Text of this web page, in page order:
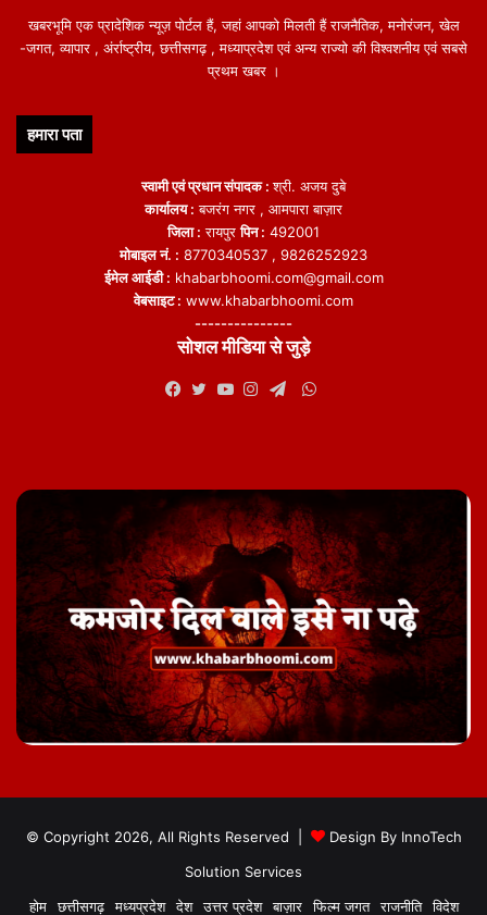
खबरभूमि एक प्रादेशिक न्यूज़ पोर्टल हैं, जहां आपको मिलती हैं राजनैतिक, मनोरंजन, खेल
-जगत, व्यापार , अंर्राष्ट्रीय, छत्तीसगढ़ , मध्याप्रदेश एवं अन्य राज्यो की विश्वशनीय एवं सबसे
प्रथम खबर ।
हमारा पता
स्वामी एवं प्रधान संपादक :श्री. अजय दुबे
कार्यालय : बजरंग नगर , आमपारा बाज़ार
जिला : रायपुरपिन : 492001
मोबाइल नं. : 8770340537 , 9826252923
ईमेल आईडी : khabarbhoomi.com@gmail.com
वेबसाइट : www.khabarbhoomi.com
---------------
सोशल मीडिया से जुड़े
WhatsApp
© Copyright 2026, All Rights Reserved | Design By InnoTech
Solution Services
होम
छत्तीसगढ़ मध्यप्रदेश देश उत्तर प्रदेश बाज़ार फिल्म जगत राजनीति विदेश